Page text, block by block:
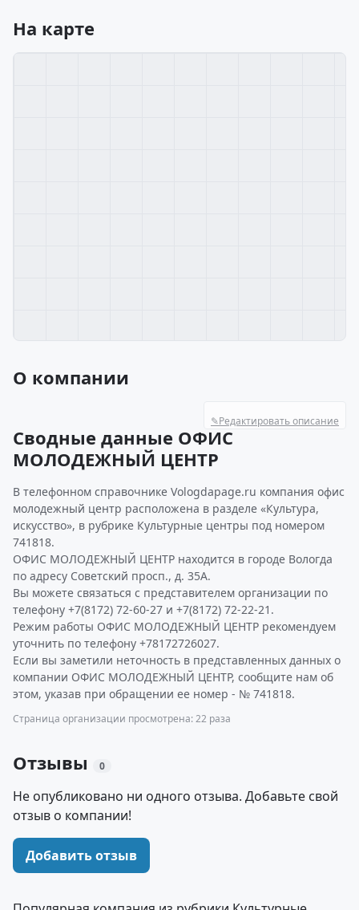
На карте
О компании
✎Редактировать описание
Сводные данные ОФИС
МОЛОДЕЖНЫЙ ЦЕНТР
В телефонном справочнике Vologdapage.ru компания офис
молодежный центр расположена в разделе «Культура,
искусство», в рубрике Культурные центры под номером
741818.
ОФИС МОЛОДЕЖНЫЙ ЦЕНТР находится в городе Вологда
по адресу Советский просп., д. 35А.
Вы можете связаться с представителем организации по
телефону +7(8172) 72-60-27 и +7(8172) 72-22-21.
Режим работы ОФИС МОЛОДЕЖНЫЙ ЦЕНТР рекомендуем
уточнить по телефону +78172726027.
Если вы заметили неточность в представленных данных о
компании ОФИС МОЛОДЕЖНЫЙ ЦЕНТР, сообщите нам об
этом, указав при обращении ее номер - № 741818.
Страница организации просмотрена: 22 раза
Отзывы 0
Не опубликовано ни одного отзыва. Добавьте свой
отзыв о компании!
Добавить отзыв